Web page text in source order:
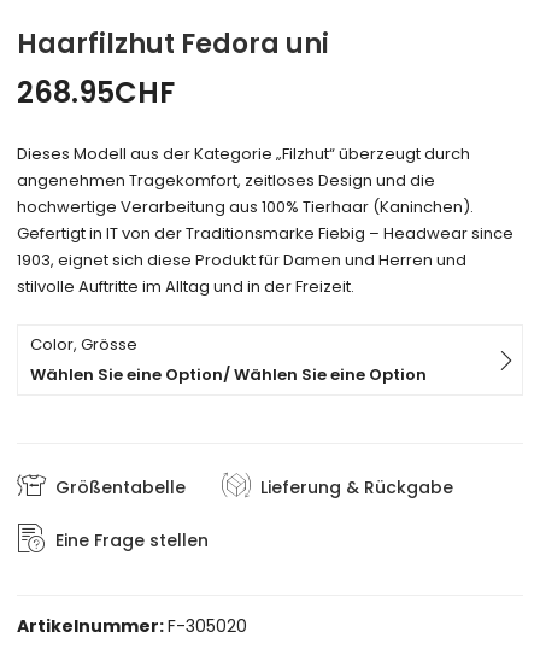
Haarfilzhut Fedora uni
268.95CHF
Dieses Modell aus der Kategorie „Filzhut“ überzeugt durch
angenehmen Tragekomfort, zeitloses Design und die
hochwertige Verarbeitung aus 100% Tierhaar (Kaninchen).
Gefertigt in IT von der Traditionsmarke Fiebig – Headwear since
1903, eignet sich diese Produkt für Damen und Herren und
stilvolle Auftritte im Alltag und in der Freizeit.
Color, Grösse
Wählen Sie eine Option/ Wählen Sie eine Option
Größentabelle Lieferung & Rückgabe
Eine Frage stellen
Artikelnummer:F-305020